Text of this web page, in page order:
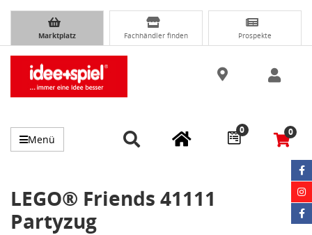
Marktplatz Fachhändler finden Prospekte
Menü
0 0
LEGO® Friends 41111
Partyzug